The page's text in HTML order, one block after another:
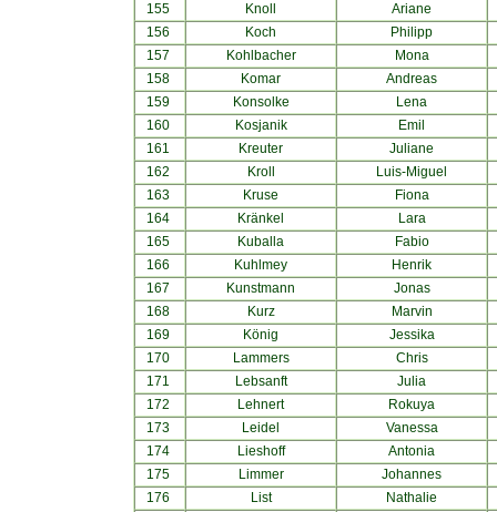
155 Knoll
Ariane
156
Koch
Philipp
157
Kohlbacher
Mona
158
Komar
Andreas
159
Konsolke
Lena
160
Kosjanik
Emil
161
Kreuter
Juliane
162
Kroll
Luis-Miguel
163
Kruse
Fiona
164
Kränkel
Lara
165
Kuballa
Fabio
166
Kuhlmey
Henrik
167
Kunstmann
Jonas
168
Kurz
Marvin
169
König
Jessika
170
Lammers
Chris
171
Lebsanft
Julia
172
Lehnert
Rokuya
173
Leidel
Vanessa
174
Lieshoff
Antonia
175
Limmer
Johannes
176
List
Nathalie